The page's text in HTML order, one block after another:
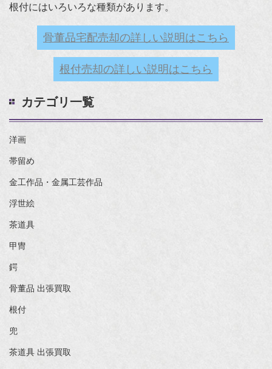
根付にはいろいろな種類があります。
骨董品宅配売却の詳しい説明はこちら
根付売却の詳しい説明はこちら
カテゴリ一覧
洋画
帯留め
金工作品・金属工芸作品
浮世絵
茶道具
甲冑
鍔
骨董品 出張買取
根付
兜
茶道具 出張買取